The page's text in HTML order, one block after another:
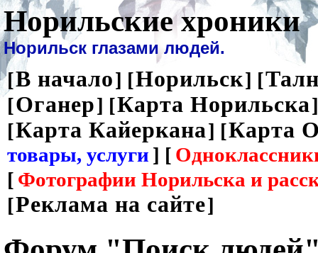
Норильские хроники
Норильск глазами людей.
[В начало] [Норильск] [
[Оганер] [Карта Норильска
[Карта Кайеркана] [Карта
товары, услуги ] [
[ Фотографии Норильска и
[Реклама на сайте]